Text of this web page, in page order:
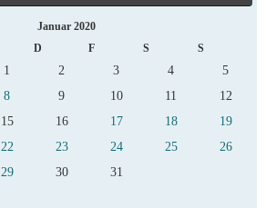
Januar 2020
D F S S
1 2 3 4
5
8 9 10 11
12
15 16 17 18
19
22 23 24 25
26
29 30
31